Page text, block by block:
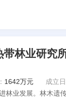
带林业研究
1642万元
成立
林业发展。林木遗